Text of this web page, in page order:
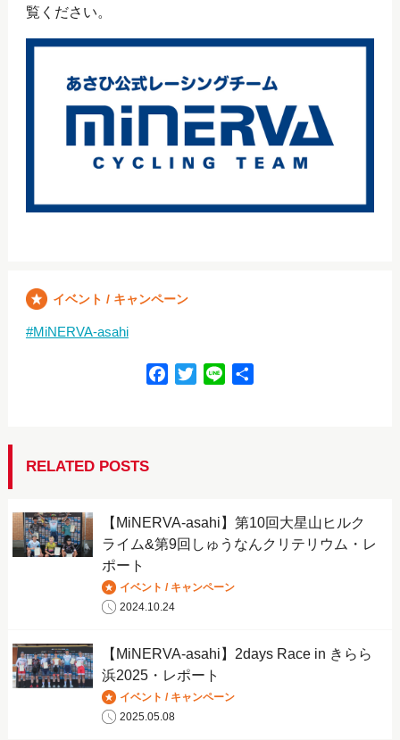
覧ください。
イベント / キャンペーン
MiNERVA-asahi
k
RELATED POSTS
【MiNERVA-asahi】第10回大星山ヒルク
ライム&第9回しゅうなんクリテリウム・レ
ポート
イベント / キャンペーン
2024.10.24
【MiNERVA-asahi】2days Race in きらら
浜2025・レポート
イベント / キャンペーン
2025.05.08